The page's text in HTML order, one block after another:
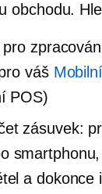
obchodu.
váš
POS)
zásuvek:
a dokonce